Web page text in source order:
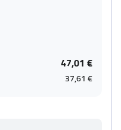
47,01 €
37,61 €